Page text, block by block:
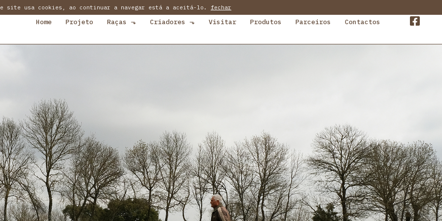
site usa cookies, ao continuar a navegar está a aceitá-lo. fechar
Home Projeto Raças ⬎ Criadores ⬎ Visitar Produtos Parceiros Contactos